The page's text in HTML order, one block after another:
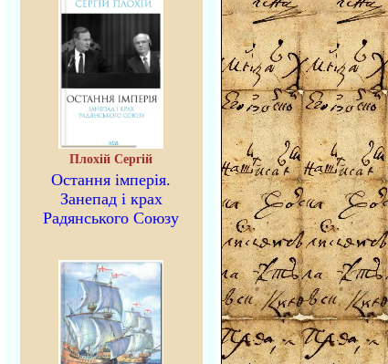
Плохій Сергій
Остання імперія.
Занепад і крах
Радянського Союзу